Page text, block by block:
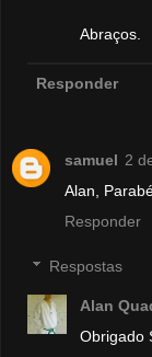
Abraços.
Responder
samuel 2
Alan,
Responder
Respostas
Alan
Obrigado